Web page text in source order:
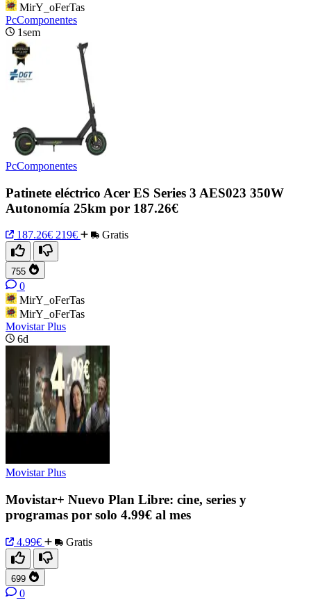
MirY_oFerTas
PcComponentes
1sem
PcComponentes
Patinete eléctrico Acer ES Series 3 AES023 350W
Autonomía 25km por 187.26€
187.26€ 219€ Gratis
755
0
MirY_oFerTas
MirY_oFerTas
Movistar Plus
6d
Movistar Plus
Movistar+ Nuevo Plan Libre: cine, series y
programas por solo 4.99€ al mes
4.99€ Gratis
699
0